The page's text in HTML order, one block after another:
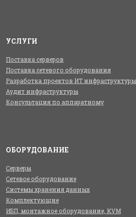
УСЛУГИ
Поставка серверов
Поставка сетевого оборудования
Разработка проектов ИТ инфраструктуры
Аудит инфраструктуры
Консультация по аппаратному
ОБОРУДОВАНИЕ
Серверы
Сетевое оборудование
Системы хранения данных
Комплектующие
ИБП, монтажное оборудование, KVM